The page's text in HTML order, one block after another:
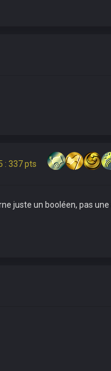
: 337 pts
juste un booléen, pas une